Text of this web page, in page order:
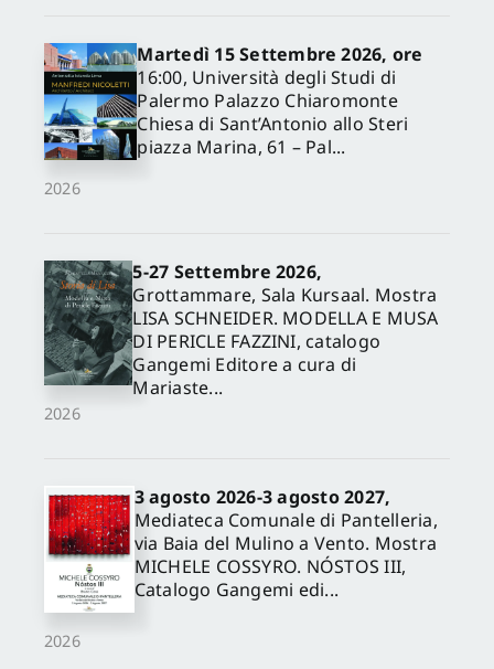
2026
Martedì 15 Settembre 2026, ore
16:00, Università degli Studi di
Palermo Palazzo Chiaromonte
Chiesa di Sant’Antonio allo Steri
piazza Marina, 61 – Pal...
2026
5-27 Settembre 2026,
Grottammare, Sala Kursaal. Mostra
LISA SCHNEIDER. MODELLA E MUSA
DI PERICLE FAZZINI, catalogo
Gangemi Editore a cura di
Mariaste...
2026
3 agosto 2026-3 agosto 2027,
Mediateca Comunale di Pantelleria,
via Baia del Mulino a Vento. Mostra
MICHELE COSSYRO. NÓSTOS III,
Catalogo Gangemi edi...